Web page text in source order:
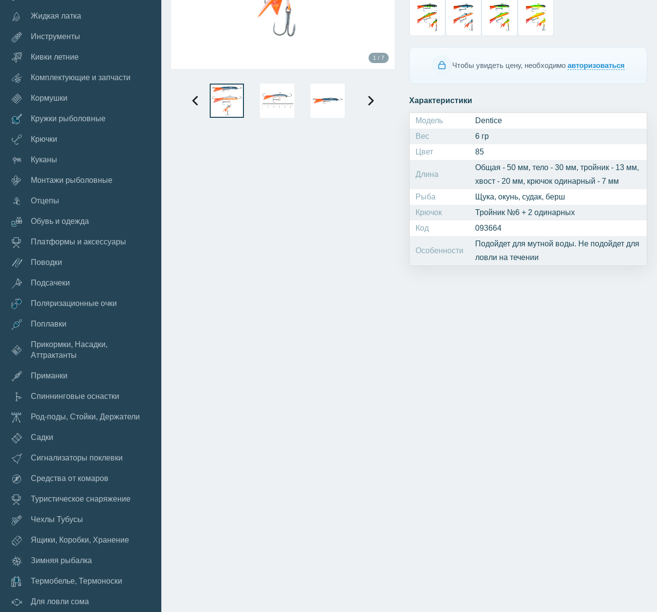
Жидкая латка
Инструменты
Кивки летние
Комплектующие и запчасти
Кормушки
Кружки рыболовные
Крючки
Куканы
Монтажи рыболовные
Отцепы
Обувь и одежда
Платформы и аксессуары
Поводки
Подсачеки
Поляризационные очки
Поплавки
Прикормки, Насадки,
Аттрактанты
Приманки
Спиннинговые оснастки
Род-поды, Стойки, Держатели
Садки
Сигнализаторы поклевки
Средства от комаров
Туристическое снаряжение
Чехлы Тубусы
Ящики, Коробки, Хранение
Зимняя рыбалка
Термобелье, Термоноски
Для ловли сома
1 / 7
Чтобы увидеть цену, необходимо авторизоваться
Характеристики
Модель
Dentice
Вес
6 гр
Цвет
85
Длина
Общая - 50 мм, тело - 30 мм, тройник - 13 мм,
хвост - 20 мм, крючок одинарный - 7 мм
Рыба
Щука, окунь, судак, берш
Крючок
Тройник №6 + 2 одинарных
Код
093664
Особенности
Подойдет для мутной воды. Не подойдет для
ловли на течении